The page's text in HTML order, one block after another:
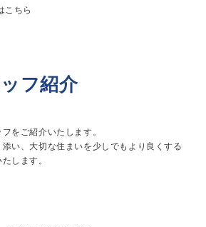
こちら
フ紹介
をご紹介いたします。
い、大切な住まいを少しでもより良くする
します。